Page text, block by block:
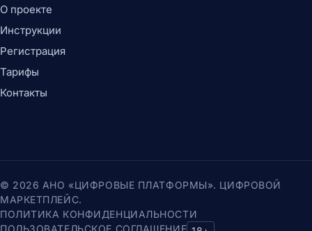
О проекте
Инструкции
Регистрация
Тарифы
Контакты
© 2026 АНО «ЦИФРОВЫЕ ПЛАТФОРМЫ». ЦИФРОВОЙ
МАРКЕТПЛЕЙС.
ПОЛИТИКА КОНФИДЕНЦИАЛЬНОСТИ
ПОЛЬЗОВАТЕЛЬСКОЕ СОГЛАШЕНИЕ